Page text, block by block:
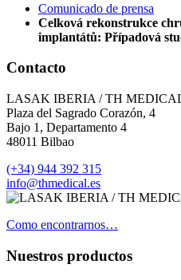
Comunicado de prensa
Celková rekonstrukce
implantátů: Případová
Contacto
LASAK IBERIA / TH
Plaza del Sagrado Corazón, 4
Bajo 1, Departamento 4
48011 Bilbao
(+34) 944 392 315
info@thmedical.es
Como encontrarnos…
Nuestros productos